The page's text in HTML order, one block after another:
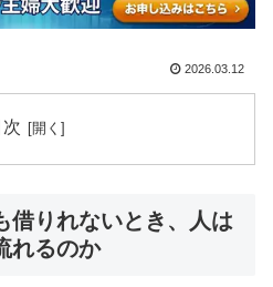
2026.03.12
次
借りれないとき、人は
れるのか